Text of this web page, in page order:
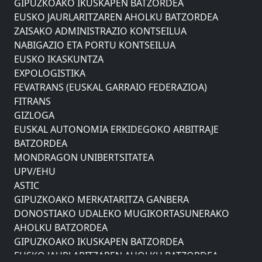
EUSKO JAURLARITZAREN AHOLKU BATZORDEA
ZAISAKO ADMINISTRAZIO KONTSEILUA
NABIGAZIO ETA PORTU KONTSEILUA
EUSKO IKASKUNTZA
EXPOLOGISTIKA
FEVATRANS (EUSKAL GARRAIO FEDERAZIOA)
FITRANS
GIZLOGA
EUSKAL AUTONOMIA ERKIDEGOKO ARBITRAJE
BATZORDEA
MONDRAGON UNIBERTSITATEA
UPV/EHU
ASTIC
GIPUZKOAKO MERKATARITZA GANBERA
DONOSTIAKO UDALEKO MUGIKORTASUNERAKO
AHOLKU BATZORDEA
GIPUZKOAKO IKUSKAPEN BATZORDEA
EUSKO JAURLARITZAREN AHOLKU BATZORDEA